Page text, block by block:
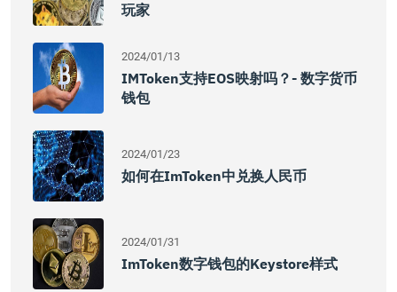
玩家
2024/01/13
IMToken支持EOS映射吗？- 数字货币
钱包
2024/01/23
如何在imToken中兑换人民币
2024/01/31
ImToken数字钱包的Keystore样式